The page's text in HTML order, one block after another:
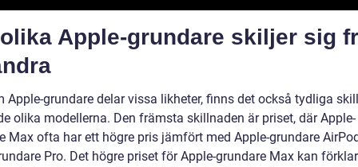
Apple-grundare skiljer sig
Apple-grundare delar vissa likheter, finns det också tydliga
olika modellerna. Den främsta skillnaden är priset, där Apple-
Max ofta har ett högre pris jämfört med Apple-grundare
Pro. Det högre priset för Apple-grundare Max kan